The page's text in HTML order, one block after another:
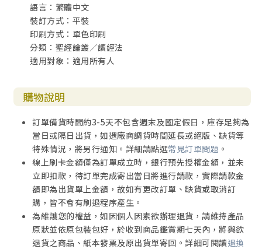
語言：繁體中文
裝訂方式：平裝
印刷方式：單色印刷
分類：聖經論叢／讀經法
適用對象：適用所有人
購物說明
訂單備貨時間約3-5天不包含週末及國定假日，庫存足夠為
當日或隔日出貨，如遇廠商調貨時間延長或絕版、缺貨等
特殊情況，將另行通知。詳細請點選常見訂單問題 。
線上刷卡金額僅為訂單成立時，銀行預先授權金額，並未
立即扣款，待訂單完成寄出當日將進行請款，實際請款金
額即為出貨單上金額，故如有更改訂單、缺貨或取消訂
購，皆不會有刷退程序產生。
為維護您的權益，如因個人因素欲辦理退貨，請維持產品
原狀並依原包裝包好，於收到商品鑑賞期七天內，將與欲
退貨之商品、紙本發票及原出貨單寄回。詳細可閱讀退換